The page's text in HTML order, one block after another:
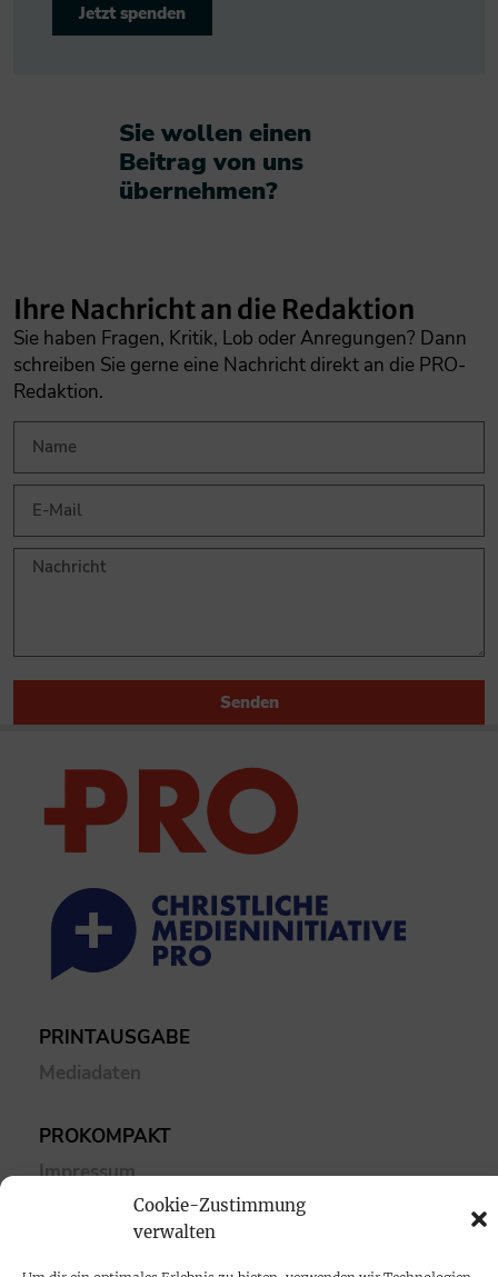
Cookie-Zustimmung
verwalten
Jetzt spenden
Sie wollen einen
Beitrag von uns
übernehmen?​
Ihre Nachricht an die Redaktion
Sie haben Fragen, Kritik, Lob oder Anregungen? Dann
schreiben Sie gerne eine Nachricht direkt an die PRO-
Redaktion.
Senden
PRINTAUSGABE
Mediadaten
PROKOMPAKT
Impressum
Datenschutz